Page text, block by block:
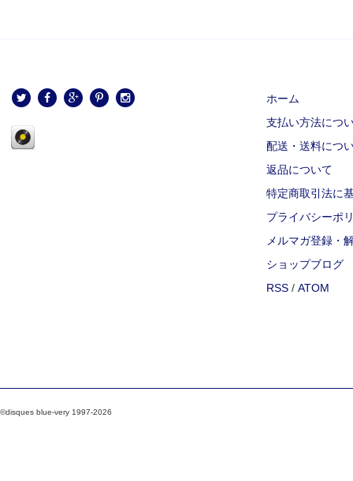
ホーム
支払い方法につ
配送・送料につ
返品について
特定商取引法に
プライバシーポ
メルマガ登録・
ショップブログ
RSS / ATOM
©disques blue-very 1997-2026